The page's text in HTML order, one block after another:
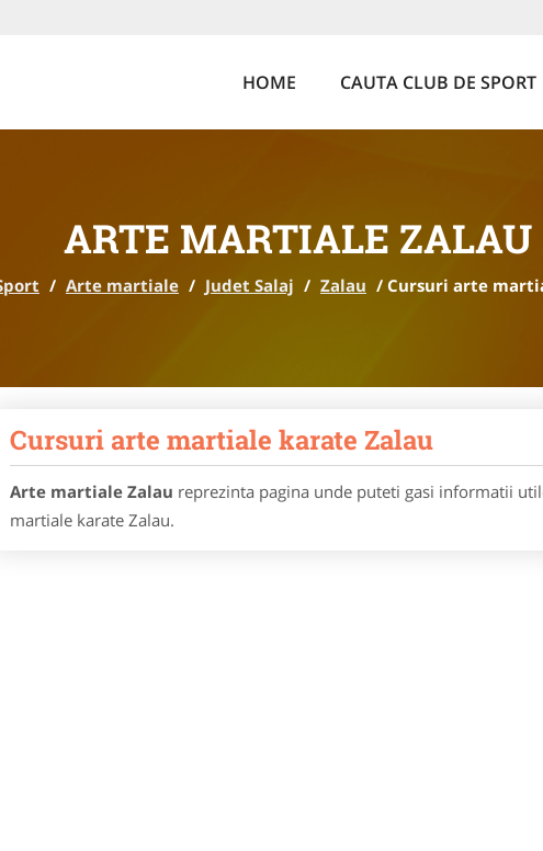
HOME CAUTA CLUB DE SPORT
ARTE MARTIALE ZALAU
/ Arte martiale / Judet Salaj / Zalau / Cursuri arte
Cursuri arte martiale karate Zalau
Arte martiale Zalau reprezinta pagina unde puteti gasi informatii
martiale karate Zalau.